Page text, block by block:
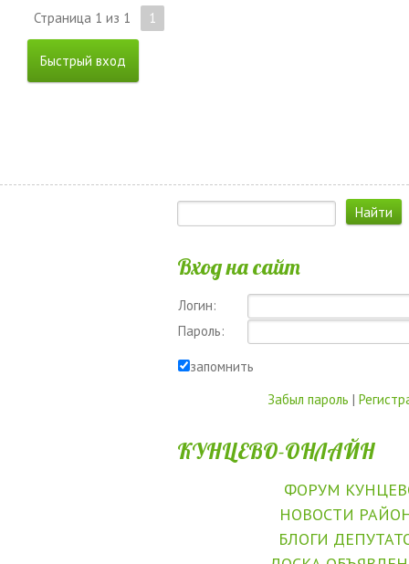
Страница 1 из 1 1
Вход на сайт
Логин:
Пароль:
запомнить
Забыл пароль |
КУНЦЕВО-ОНЛАЙН
ФОРУМ
НОВОСТИ
БЛОГИ